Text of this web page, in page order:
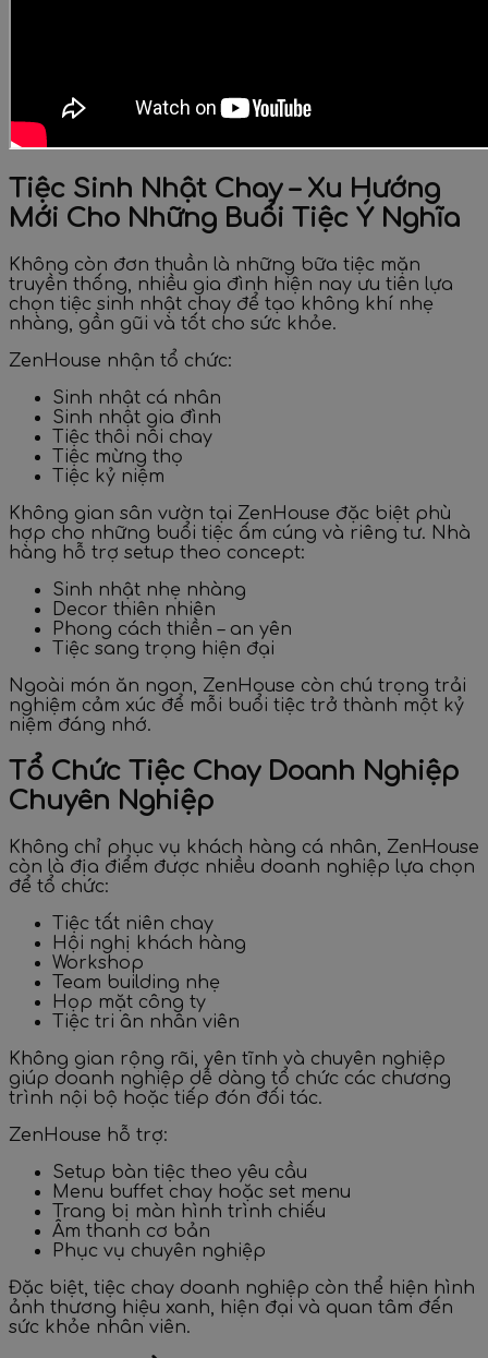
Tiệc Sinh Nhật Chay – Xu Hướng
Mới Cho Những Buổi Tiệc Ý Nghĩa
Không còn đơn thuần là những bữa tiệc mặn
truyền thống, nhiều gia đình hiện nay ưu tiên lựa
chọn tiệc sinh nhật chay để tạo không khí nhẹ
nhàng, gần gũi và tốt cho sức khỏe.
ZenHouse nhận tổ chức:
Sinh nhật cá nhân
Sinh nhật gia đình
Tiệc thôi nôi chay
Tiệc mừng thọ
Tiệc kỷ niệm
Không gian sân vườn tại ZenHouse đặc biệt phù
hợp cho những buổi tiệc ấm cúng và riêng tư. Nhà
hàng hỗ trợ setup theo concept:
Sinh nhật nhẹ nhàng
Decor thiên nhiên
Phong cách thiền – an yên
Tiệc sang trọng hiện đại
Ngoài món ăn ngon, ZenHouse còn chú trọng trải
nghiệm cảm xúc để mỗi buổi tiệc trở thành một kỷ
niệm đáng nhớ.
Tổ Chức Tiệc Chay Doanh Nghiệp
Chuyên Nghiệp
Không chỉ phục vụ khách hàng cá nhân, ZenHouse
còn là địa điểm được nhiều doanh nghiệp lựa chọn
để tổ chức:
Tiệc tất niên chay
Hội nghị khách hàng
Workshop
Team building nhẹ
Họp mặt công ty
Tiệc tri ân nhân viên
Không gian rộng rãi, yên tĩnh và chuyên nghiệp
giúp doanh nghiệp dễ dàng tổ chức các chương
trình nội bộ hoặc tiếp đón đối tác.
ZenHouse hỗ trợ:
Setup bàn tiệc theo yêu cầu
Menu buffet chay hoặc set menu
Trang bị màn hình trình chiếu
Âm thanh cơ bản
Phục vụ chuyên nghiệp
Đặc biệt, tiệc chay doanh nghiệp còn thể hiện hình
ảnh thương hiệu xanh, hiện đại và quan tâm đến
sức khỏe nhân viên.